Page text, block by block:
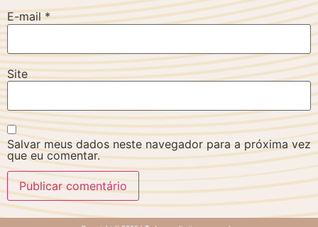
E-mail*
Site
Salvar meus dados neste navegador para a próxima vez
que eu comentar.